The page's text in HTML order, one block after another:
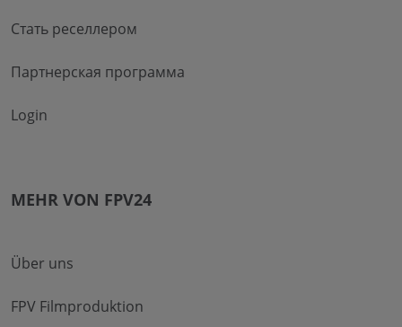
Стать реселлером
Партнерская программа
Login
MEHR VON FPV24
Über uns
FPV Filmproduktion